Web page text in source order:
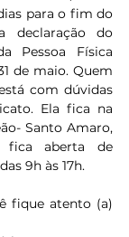
para o fim do
declaração do
Pessoa Física
de maio. Quem
com dúvidas
Ela fica na
Santo Amaro,
fica aberta de
9h às 17h.
fique atento (a)